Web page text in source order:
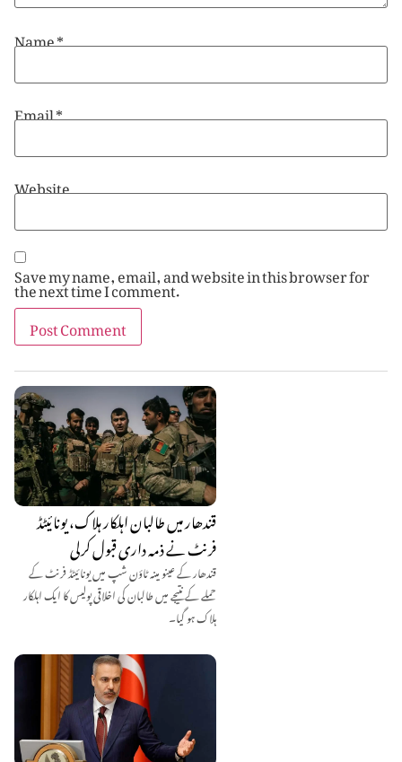
قندھار میں طالبان اہلکار ہلاک، یونائیٹڈ
فرنٹ نے ذمہ داری قبول کرلی
قندھار کے عینو مینہ ٹاؤن شپ میں یونائیٹڈ فرنٹ کے
حملے کے نتیجے میں طالبان کی اخلاقی پولیس کا ایک اہلکار
ہلاک ہو گیا۔
Name*
Email*
Website
Save my name, email, and website in this browser for
the next time I comment.